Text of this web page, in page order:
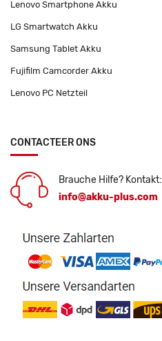
Lenovo Smartphone Akku
LG Smartwatch Akku
Samsung Tablet Akku
Fujifilm Camcorder Akku
Lenovo PC Netzteil
CONTACTEER ONS
Brauche Hilfe? Kontakt:
info@akku-plus.com